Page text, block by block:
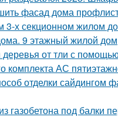
фасад дома
3-х секционном жилом
9 этажный жилой дом
деревья от тли с
комплекта АС
отделки сайдингом
газобетона под балки